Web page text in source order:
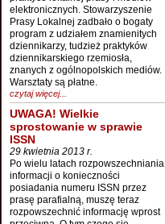
elektronicznych. Stowarzyszenie
Prasy Lokalnej zadbało o bogaty
program z udziałem znamienitych
dziennikarzy, tudzież praktyków
dziennikarskiego rzemiosła,
znanych z ogólnopolskich mediów.
Warsztaty są płatne.
czytaj więcej...
UWAGA! Wielkie
sprostowanie w sprawie
ISSN
29 kwietnia 2013 r.
Po wielu latach rozpowszechniania
informacji o konieczności
posiadania numeru ISSN przez
prasę parafialną, muszę teraz
rozpowszechnić informację wprost